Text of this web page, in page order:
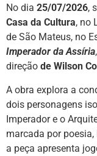
No dia 25/07/2026,
Casa da Cultura, no
de São Mateus, no
Imperador da Assíria
direção de Wilson
A obra explora a
dois personagens
Imperador e o
marcada por
a peça apresenta